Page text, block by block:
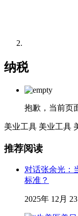
纳税
抱歉，当前页
美业工具 美业工具
推荐阅读
对话张余光：
标准？
2025年 12月 23